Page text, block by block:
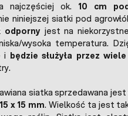
najczęściej ok. 10 cm
niniejszej siatki pod
odpornyjest na
wysoka temperatura.
i będzie służyła przez
siatka sprzedawana jest
15 x 15 mm. Wielkość ta jest